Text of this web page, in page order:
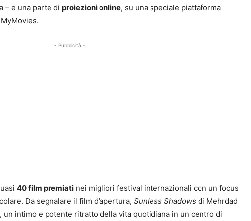
– e una parte di proiezioni online, su una speciale piattaforma
- Pubblicità -
40 film premiati nei migliori festival internazionali con un focus
Da segnalare il film d’apertura, Sunless Shadows di Mehrdad
un intimo e potente ritratto della vita quotidiana in un centro di